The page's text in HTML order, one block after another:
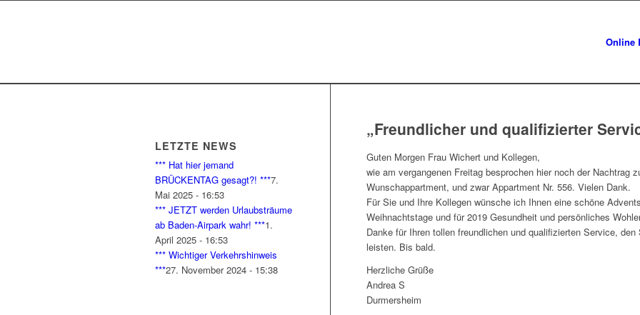
Online
„Freundlicher und qualifizierter
Guten Morgen Frau Wichert und Kollegen,
wie am vergangenen Freitag besprochen hier noch der Nachtrag
Wunschappartment, und zwar Appartment Nr. 556. Vielen Dank.
Für Sie und Ihre Kollegen wünsche ich Ihnen eine schöne
Weihnachtstage und für 2019 Gesundheit und persönliches
Danke für Ihren tollen freundlichen und qualifizierten Service,
leisten. Bis bald.
Herzliche Grüße
Andrea S
Durmersheim
LETZTE NEWS
*** Hat hier jemand
BRÜCKENTAG gesagt?! ***7.
Mai 2025 - 16:53
*** JETZT werden Urlaubsträume
ab Baden-Airpark wahr! ***1.
April 2025 - 16:53
*** Wichtiger Verkehrshinweis
***27. November 2024 - 15:38